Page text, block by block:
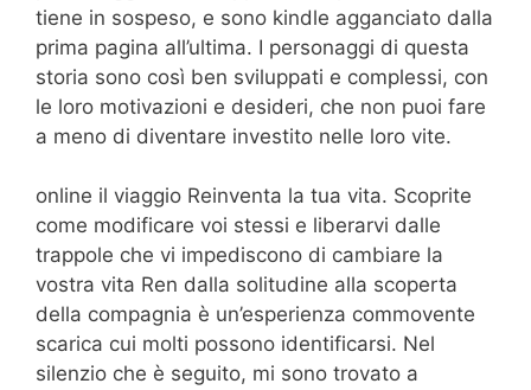
tiene in sospeso, e sono kindle agganciato dalla
prima pagina all’ultima. I personaggi di questa
storia sono così ben sviluppati e complessi, con
le loro motivazioni e desideri, che non puoi fare
a meno di diventare investito nelle loro vite.
online il viaggio Reinventa la tua vita. Scoprite
come modificare voi stessi e liberarvi dalle
trappole che vi impediscono di cambiare la
vostra vita Ren dalla solitudine alla scoperta
della compagnia è un’esperienza commovente
scarica cui molti possono identificarsi. Nel
silenzio che è seguito, mi sono trovato a